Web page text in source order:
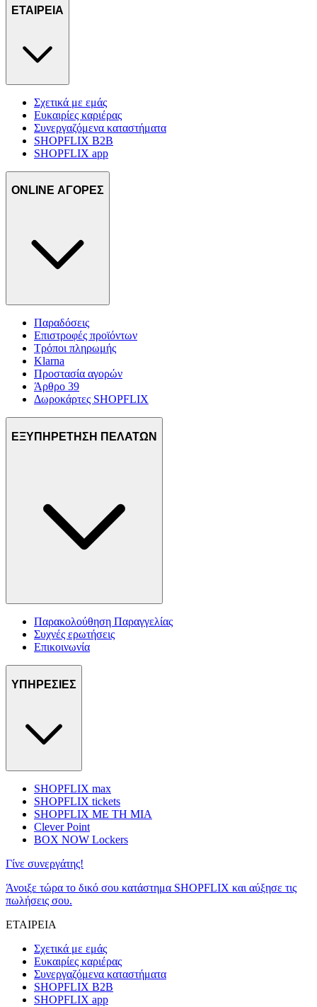
δικτύωσης, διαφημίσεων και ανάλυσης.
ΕΤΑΙΡΕΙΑ
Σχετικά με εμάς
Ευκαιρίες καριέρας
Συνεργαζόμενα καταστήματα
SHOPFLIX B2B
SHOPFLIX app
ONLINE ΑΓΟΡΕΣ
Παραδόσεις
Επιστροφές προϊόντων
Τρόποι πληρωμής
Klarna
Προστασία αγορών
Άρθρο 39
Δωροκάρτες SHOPFLIX
ΕΞΥΠΗΡΕΤΗΣΗ ΠΕΛΑΤΩΝ
Παρακολούθηση Παραγγελίας
Συχνές ερωτήσεις
Επικοινωνία
ΥΠΗΡΕΣΙΕΣ
SHOPFLIX max
SHOPFLIX tickets
SHOPFLIX ΜΕ ΤΗ ΜΙΑ
Clever Point
BOX NOW Lockers
Γίνε συνεργάτης!
Άνοιξε τώρα το δικό σου κατάστημα SHOPFLIX και αύξησε τις
πωλήσεις σου.
ΕΤΑΙΡΕΙΑ
Σχετικά με εμάς
Ευκαιρίες καριέρας
Συνεργαζόμενα καταστήματα
SHOPFLIX B2B
SHOPFLIX app